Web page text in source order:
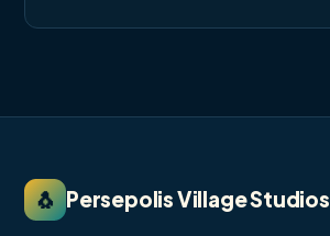
🐧 Persepolis Village Studios